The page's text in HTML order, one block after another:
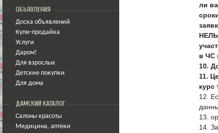
ОБЪЯВЛЕНИЯ
Доска объявлений
Купи-продайка
Услуги
Даром!
Для взрослых
Детские покупки
Для дома
ДАМСКИЙ КАТАЛОГ
Салоны красоты
Медицина, аптеки
ли
в ЧС
10.
11.
курс
12.
13.
14.